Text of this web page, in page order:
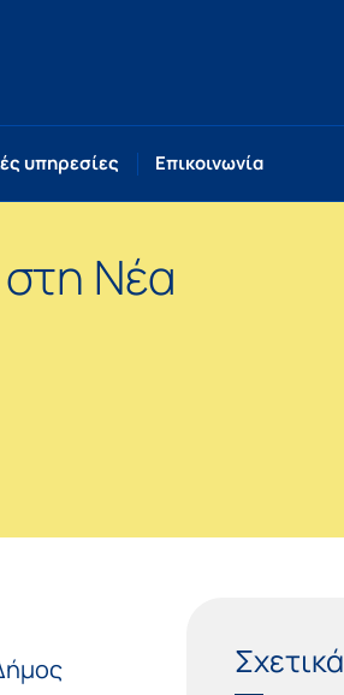
υπηρεσίες Επικοινωνία
στη Νέα
Σχετικά